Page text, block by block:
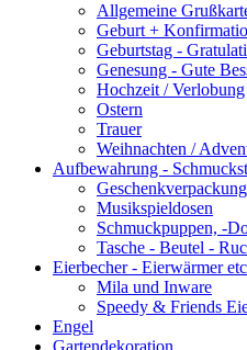
Allgemeine
Geburt +
Geburtstag -
Genesung - Gute
Hochzeit / Verlobung
Ostern
Trauer
Weihnachten /
Aufbewahrung -
Geschenkverpackung
Musikspieldosen
Schmuckpuppen, -
Tasche - Beutel -
Eierbecher - Eierwärmer
Mila und Inware
Speedy & Friends
Engel